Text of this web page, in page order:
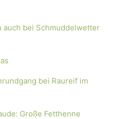
auch bei Schmuddelwetter
bei Raureif im
Große Fetthenne